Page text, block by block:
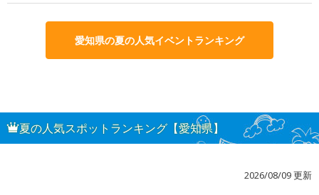
愛知県の夏の人気イベントランキング
夏の人気スポットランキング【愛知県】
2026/08/09 更新